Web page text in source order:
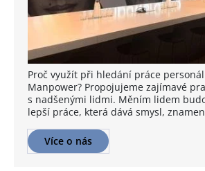
Proč využít při hledání práce
Manpower? Propojujeme zajímavé
s nadšenými lidmi. Měním lidem
lepší práce, která dává smysl,
Více o nás